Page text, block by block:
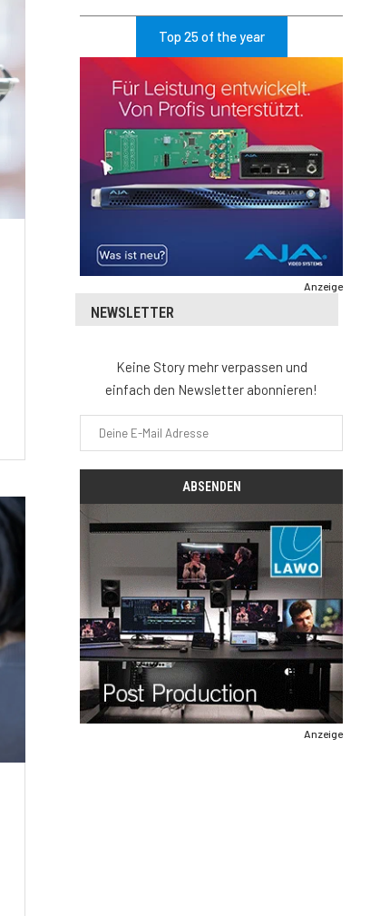
Top 25 of the year
Anzeige
NEWSLETTER
Keine Story mehr verpassen und
einfach den Newsletter abonnieren!
Anzeige